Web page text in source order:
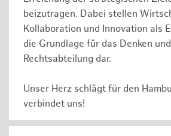
beizutragen. Dabei stellen
Kollaboration und Innovation als
die Grundlage für das Denken
Rechtsabteilung dar.
Unser Herz schlägt für den
verbindet uns!